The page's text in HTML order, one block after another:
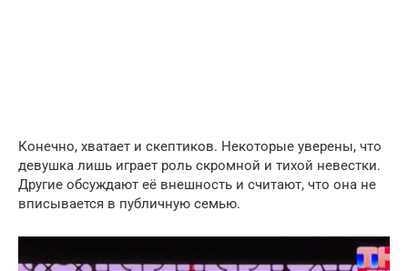
Конечно, хватает и скептиков. Некоторые уверены, что
девушка лишь играет роль скромной и тихой невестки.
Другие обсуждают её внешность и считают, что она не
вписывается в публичную семью.